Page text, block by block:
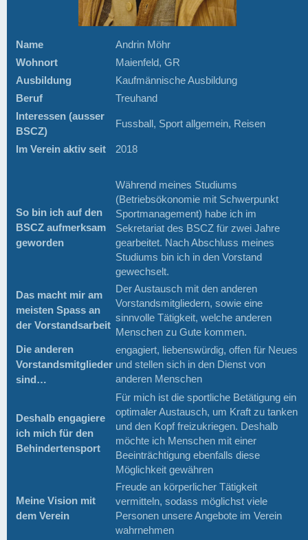
Name Andrin Möhr
Wohnort Maienfeld, GR
Ausbildung Kaufmännische Ausbildung
Beruf Treuhand
Interessen (ausser
BSCZ)
Fussball, Sport allgemein, Reisen
Im Verein aktiv seit 2018
So bin ich auf den
BSCZ aufmerksam
geworden
Während meines Studiums
(Betriebsökonomie mit Schwerpunkt
Sportmanagement) habe ich im
Sekretariat des BSCZ für zwei Jahre
gearbeitet. Nach Abschluss meines
Studiums bin ich in den Vorstand
gewechselt.
Das macht mir am
meisten Spass an
der Vorstandsarbeit
Der Austausch mit den anderen
Vorstandsmitgliedern, sowie eine
sinnvolle Tätigkeit, welche anderen
Menschen zu Gute kommen.
Die anderen
Vorstandsmitglieder
sind…
engagiert, liebenswürdig, offen für Neues
und stellen sich in den Dienst von
anderen Menschen
Deshalb engagiere
ich mich für den
Behindertensport
Für mich ist die sportliche Betätigung ein
optimaler Austausch, um Kraft zu tanken
und den Kopf freizukriegen. Deshalb
möchte ich Menschen mit einer
Beeinträchtigung ebenfalls diese
Möglichkeit gewähren
Meine Vision mit
dem Verein
Freude an körperlicher Tätigkeit
vermitteln, sodass möglichst viele
Personen unsere Angebote im Verein
wahrnehmen